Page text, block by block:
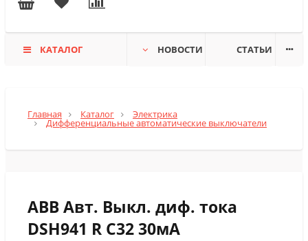
КАТАЛОГ НОВОСТИ СТАТЬИ
Главная Каталог Электрика
Дифференциальные автоматические выключатели
ABB Авт. Выкл. диф. тока
DSH941 R C32 30мА